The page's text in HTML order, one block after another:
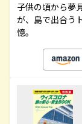
子供の頃から夢
が、島で出合う
憶。